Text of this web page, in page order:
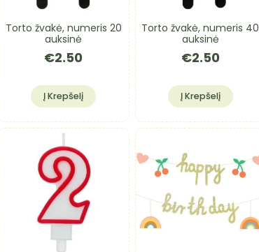
Torto žvakė, numeris 20
auksinė
€2.50
Į Krepšelį
Torto žvakė, numeris 40
auksinė
€2.50
Į Krepšelį